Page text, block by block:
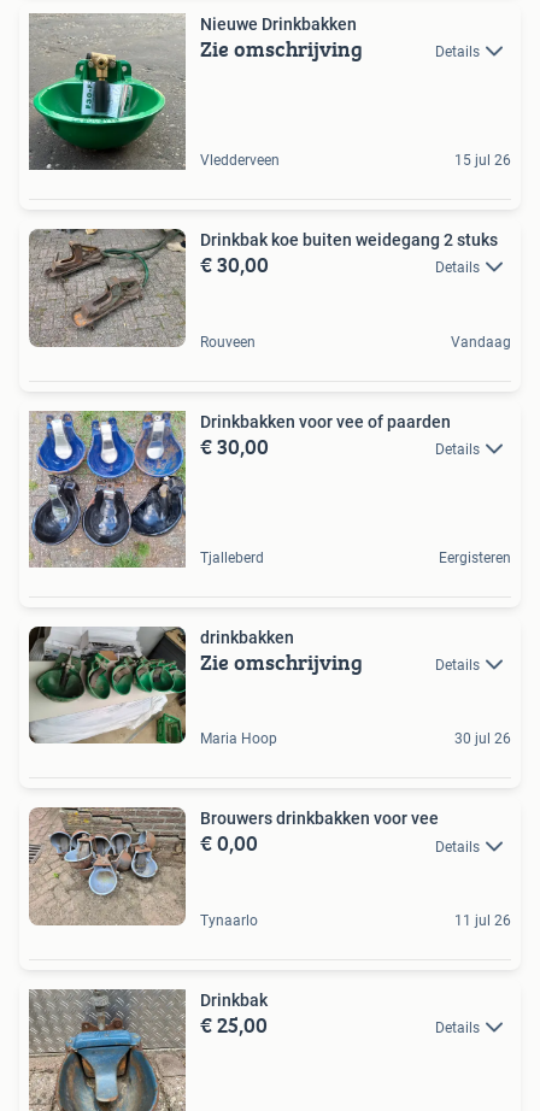
Nieuwe Drinkbakken
Zie omschrijving Details
Vledderveen 15 jul 26
Drinkbak koe buiten weidegang 2 stuks
€ 30,00 Details
Rouveen Vandaag
Drinkbakken voor vee of paarden
€ 30,00 Details
Tjalleberd Eergisteren
drinkbakken
Zie omschrijving Details
Maria Hoop 30 jul 26
Brouwers drinkbakken voor vee
€ 0,00 Details
Tynaarlo 11 jul 26
Drinkbak
€ 25,00 Details